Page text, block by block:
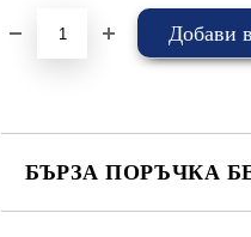
БЪРЗА ПОРЪЧКА